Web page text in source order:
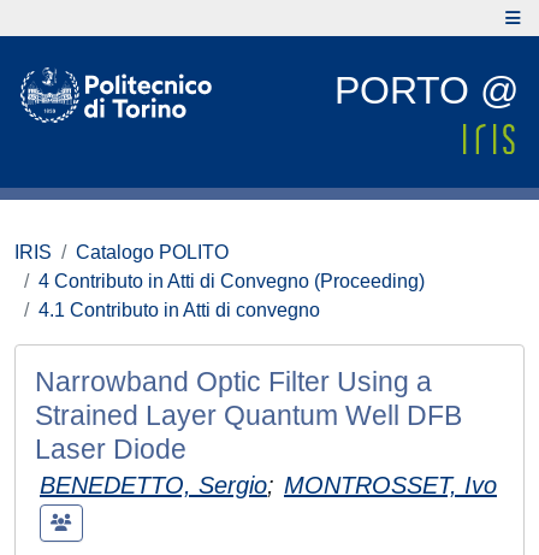
PORTO @
IRIS
Catalogo POLITO
4 Contributo in Atti di Convegno (Proceeding)
4.1 Contributo in Atti di convegno
Narrowband Optic Filter Using a
Strained Layer Quantum Well DFB
Laser Diode
BENEDETTO, Sergio; MONTROSSET, Ivo